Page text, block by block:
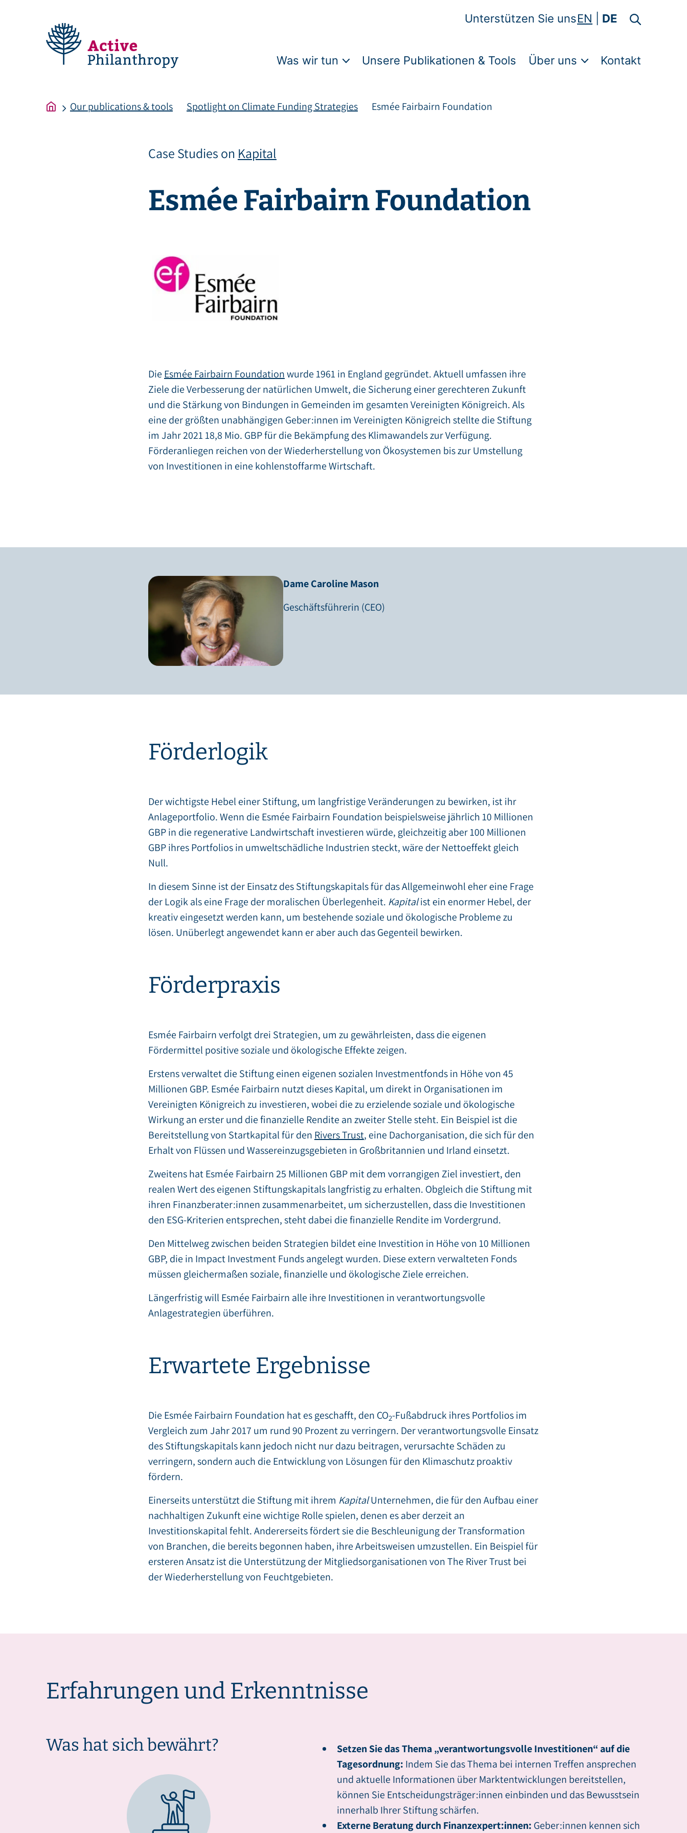
Unterstützen Sie unsEN DE
Was wir tun Unsere Publikationen & Tools Über uns Kontakt
Our publications & tools Spotlight on Climate Funding Strategies Esmée Fairbairn Foundation
Case Studies on Kapital
Esmée Fairbairn Foundation
Die Esmée Fairbairn Foundationwurde 1961 in England gegründet. Aktuell umfassen ihre
Ziele die Verbesserung der natürlichen Umwelt, die Sicherung einer gerechteren Zukunft
und die Stärkung von Bindungen in Gemeinden im gesamten Vereinigten Königreich. Als
eine der größten unabhängigen Geber:innen im Vereinigten Königreich stellte die Stiftung
im Jahr 2021 18,8 Mio. GBP für die Bekämpfung des Klimawandels zur Verfügung.
Förderanliegen reichen von der Wiederherstellung von Ökosystemen bis zur Umstellung
von Investitionen in eine kohlenstoffarme Wirtschaft.
Dame Caroline Mason
Geschäftsführerin (CEO)
Förderlogik
Der wichtigste Hebel einer Stiftung, um langfristige Veränderungen zu bewirken, ist ihr
Anlageportfolio. Wenn die Esmée Fairbairn Foundation beispielsweise jährlich 10 Millionen
GBP in die regenerative Landwirtschaft investieren würde, gleichzeitig aber 100 Millionen
GBP ihres Portfolios in umweltschädliche Industrien steckt, wäre der Nettoeffekt gleich
Null.
In diesem Sinne ist der Einsatz des Stiftungskapitals für das Allgemeinwohl eher eine Frage
der Logik als eine Frage der moralischen Überlegenheit. Kapitalist ein enormer Hebel, der
kreativ eingesetzt werden kann, um bestehende soziale und ökologische Probleme zu
lösen. Unüberlegt angewendet kann er aber auch das Gegenteil bewirken.
Förderpraxis
Esmée Fairbairn verfolgt drei Strategien, um zu gewährleisten, dass die eigenen
Fördermittel positive soziale und ökologische Effekte zeigen.
Erstens verwaltet die Stiftung einen eigenen sozialen Investmentfonds in Höhe von 45
Millionen GBP. Esmée Fairbairn nutzt dieses Kapital, um direkt in Organisationen im
Vereinigten Königreich zu investieren, wobei die zu erzielende soziale und ökologische
Wirkung an erster und die finanzielle Rendite an zweiter Stelle steht. Ein Beispiel ist die
Bereitstellung von Startkapital für den Rivers Trust, eine Dachorganisation, die sich für den
Erhalt von Flüssen und Wassereinzugsgebieten in Großbritannien und Irland einsetzt.
Zweitens hat Esmée Fairbairn 25 Millionen GBP mit dem vorrangigen Ziel investiert, den
realen Wert des eigenen Stiftungskapitals langfristig zu erhalten. Obgleich die Stiftung mit
ihren Finanzberater:innen zusammenarbeitet, um sicherzustellen, dass die Investitionen
den ESG-Kriterien entsprechen, steht dabei die finanzielle Rendite im Vordergrund.
Den Mittelweg zwischen beiden Strategien bildet eine Investition in Höhe von 10 Millionen
GBP, die in Impact Investment Funds angelegt wurden. Diese extern verwalteten Fonds
müssen gleichermaßen soziale, finanzielle und ökologische Ziele erreichen.
Längerfristig will Esmée Fairbairn alle ihre Investitionen in verantwortungsvolle
Anlagestrategien überführen.
Erwartete Ergebnisse
Die Esmée Fairbairn Foundation hat es geschafft, den CO2-Fußabdruck ihres Portfolios im
Vergleich zum Jahr 2017 um rund 90 Prozent zu verringern. Der verantwortungsvolle Einsatz
des Stiftungskapitals kann jedoch nicht nur dazu beitragen, verursachte Schäden zu
verringern, sondern auch die Entwicklung von Lösungen für den Klimaschutz proaktiv
fördern.
Einerseits unterstützt die Stiftung mit ihrem KapitalUnternehmen, die für den Aufbau einer
nachhaltigen Zukunft eine wichtige Rolle spielen, denen es aber derzeit an
Investitionskapital fehlt. Andererseits fördert sie die Beschleunigung der Transformation
von Branchen, die bereits begonnen haben, ihre Arbeitsweisen umzustellen. Ein Beispiel für
ersteren Ansatz ist die Unterstützung der Mitgliedsorganisationen von The River Trust bei
der Wiederherstellung von Feuchtgebieten.
Erfahrungen und Erkenntnisse
Was hat sich bewährt?
Setzen Sie das Thema „verantwortungsvolle Investitionen“ auf die
Tagesordnung: Indem Sie das Thema bei internen Treffen ansprechen
und aktuelle Informationen über Marktentwicklungen bereitstellen,
können Sie Entscheidungsträger:innen einbinden und das Bewusstsein
innerhalb Ihrer Stiftung schärfen.
Externe Beratung durch Finanzexpert:innen: Geber:innen kennen sich